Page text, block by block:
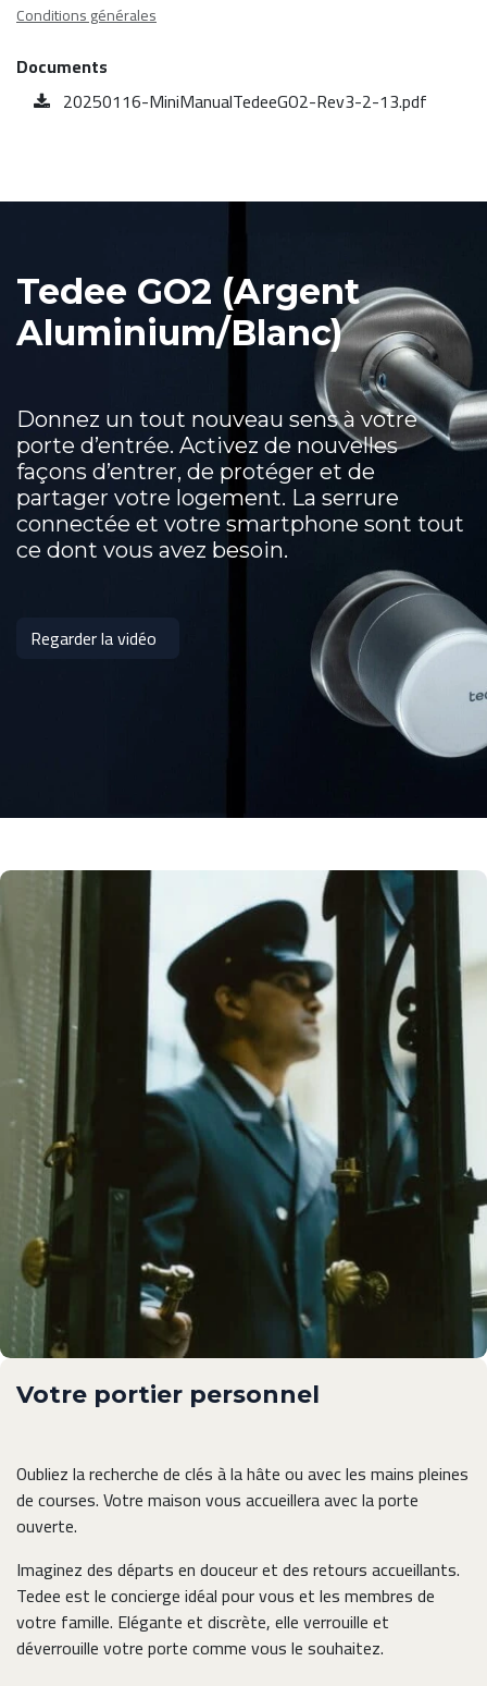
Conditions générales
Documents
20250116-MiniManualTedeeGO2-Rev3-2-13.pdf
Tedee GO2 (Argent
Aluminium/Blanc)
Donnez un tout nouveau sens à votre
porte d’entrée. Activez de nouvelles
façons d’entrer, de protéger et de
partager votre logement. La serrure
connectée et votre smartphone sont tout
ce dont vous avez besoin.
Regarder la vidéo
Votre portier personnel
Oubliez la recherche de clés à la hâte ou avec les mains pleines
de courses. Votre maison vous accueillera avec la porte
ouverte.
Imaginez des départs en douceur et des retours accueillants.
Tedee est le concierge idéal pour vous et les membres de
votre famille. Elégante et discrète, elle verrouille et
déverrouille votre porte comme vous le souhaitez.